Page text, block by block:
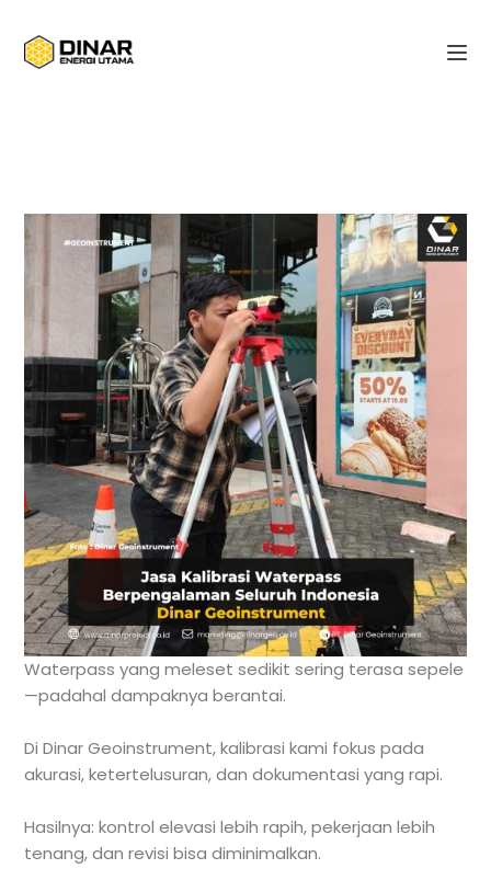
Waterpass yang meleset sedikit sering terasa sepele
—padahal dampaknya berantai.
Di Dinar Geoinstrument, kalibrasi kami fokus pada
akurasi, ketertelusuran, dan dokumentasi yang rapi.
Hasilnya: kontrol elevasi lebih rapih, pekerjaan lebih
tenang, dan revisi bisa diminimalkan.